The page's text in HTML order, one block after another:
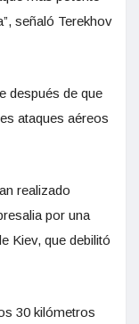
señaló Terekhov
después de que
ataques aéreos
realizado
por una
Kiev, que debilitó
30 kilómetros